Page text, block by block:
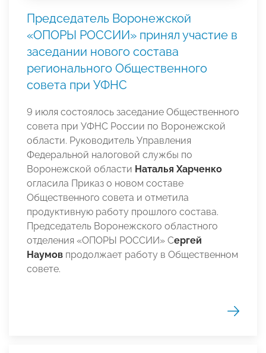
Председатель Воронежской
«ОПОРЫ РОССИИ» принял участие в
заседании нового состава
регионального Общественного
совета при УФНС
9 июля состоялось заседание Общественного
совета при УФНС России по Воронежской
области. Руководитель Управления
Федеральной налоговой службы по
Воронежской области Наталья Харченко
огласила Приказ о новом составе
Общественного совета и отметила
продуктивную работу прошлого состава.
Председатель Воронежского областного
отделения «ОПОРЫ РОССИИ» Сергей
Наумов продолжает работу в Общественном
совете.